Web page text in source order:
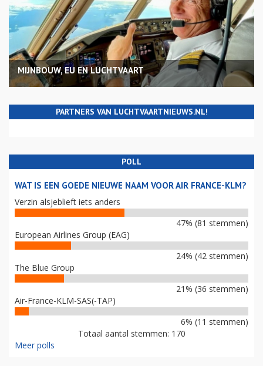
MIJNBOUW, EU EN LUCHTVAART
PARTNERS VAN LUCHTVAARTNIEUWS.NL!
POLL
WAT IS EEN GOEDE NIEUWE NAAM VOOR AIR FRANCE-KLM?
Verzin alsjeblieft iets anders
47% (81 stemmen)
European Airlines Group (EAG)
24% (42 stemmen)
The Blue Group
21% (36 stemmen)
Air-France-KLM-SAS(-TAP)
6% (11 stemmen)
Totaal aantal stemmen: 170
Meer polls